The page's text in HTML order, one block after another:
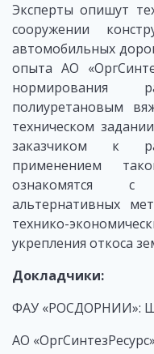
Эксперты опишут
сооружении
автомобильных
опыта АО
нормирования
полиуретановым
техническом
заказчиком к
применением
ознакомятся с
альтернативных
технико-
укрепления откоса
Докладчики:
ФАУ «РОСДОРНИИ»:
АО